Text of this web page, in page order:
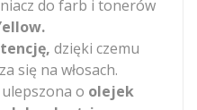
do farb i tonerów
dzięki czemu
się na włosach.
ulepszona o olejek